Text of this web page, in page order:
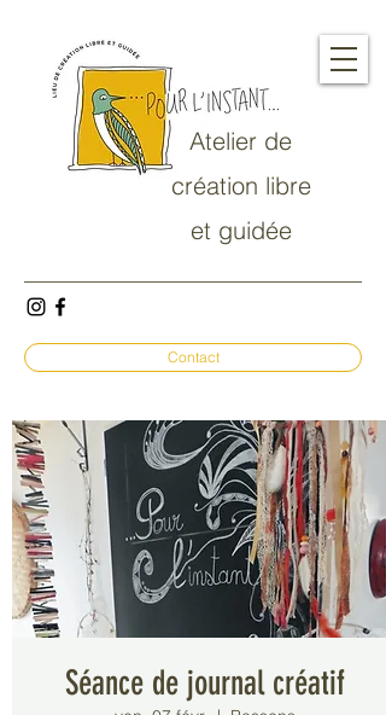
Atelier de
création libre
et guidée
Contact
Séance de journal créatif